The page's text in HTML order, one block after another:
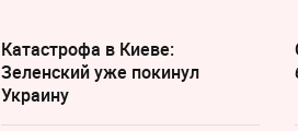
Катастрофа в Киеве:
Зеленский уже покинул
Украину